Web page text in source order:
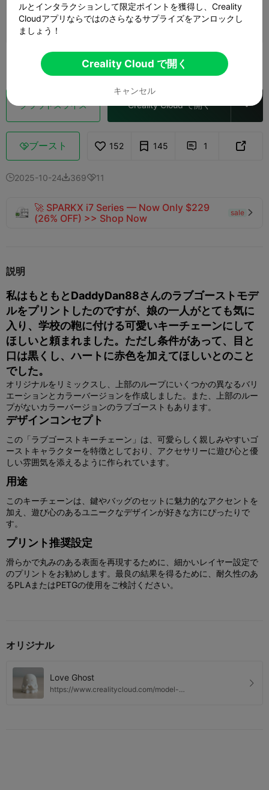
0.2mmレイヤー、2ウォール、15%インフィ
ル
著者  17m 54s  1 プレート  3.22g
もっと見る
クラウドスライス Creality Cloud で開く 
ブースト 152 145  1 
2025-10-2436911
🚀 SPARKX i7 Series — Now Only $229
(26% OFF) >> Shop Now
sale 
説明
私はもともとDaddyDan88さんのラブゴーストモデ
ルをプリントしたのですが、娘の一人がとても気に
入り、学校の鞄に付ける可愛いキーチェーンにして
ほしいと頼まれました。ただし条件があって、目と
口は黒くし、ハートに赤色を加えてほしいとのこと
でした。
オリジナルをリミックスし、上部のループにいくつかの異なるバリ
エーションとカラーバージョンを作成しました。また、上部のルー
プがないカラーバージョンのラブゴーストもあります。
デザインコンセプト
この「ラブゴーストキーチェーン」は、可愛らしく親しみやすいゴ
ーストキャラクターを特徴としており、アクセサリーに遊び心と優
しい雰囲気を添えるように作られています。
用途
このキーチェーンは、鍵やバッグのセットに魅力的なアクセントを
加え、遊び心のあるユニークなデザインが好きな方にぴったりで
す。
プリント推奨設定
滑らかで丸みのある表面を再現するために、細かいレイヤー設定で
のプリントをお勧めします。最良の結果を得るために、耐久性のあ
るPLAまたはPETGの使用をご検討ください。
オリジナル
Love Ghost
https://www.crealitycloud.com/model-
ルとインタラクションして限定ポイントを獲得し、Creality
Cloudアプリならではのさらなるサプライズをアンロックし
ましょう！
Creality Cloud で開く
キャンセル